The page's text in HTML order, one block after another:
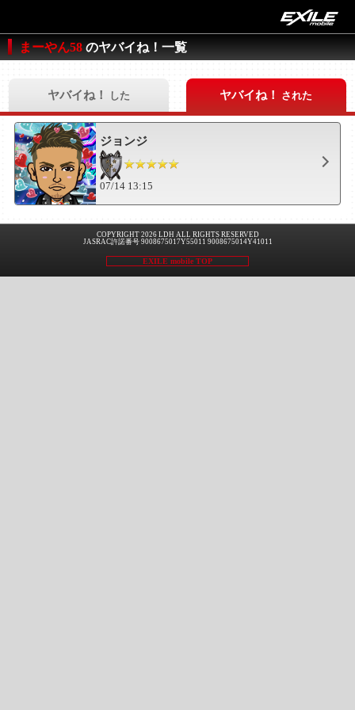
まーやん58 のヤバイね！一覧
ヤバイね！ した ヤバイね！ された
ジョンジ
07/14 13:15
COPYRIGHT 2026 LDH ALL RIGHTS RESERVED
JASRAC許諾番号 9008675017Y55011 9008675014Y41011
EXILE mobile TOP